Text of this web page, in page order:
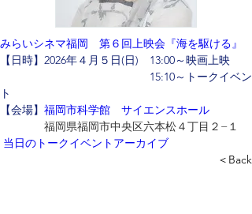
みらいシネマ福岡　第６回上映会『海を駆ける』
【日時】2026年４月５日(日)　13:00～映画上映
15:10～トークイベン
ト
【会場】 福岡市科学館　サイエンスホール
福岡県福岡市中央区六本松４丁目２−１
当日のトークイベントアーカイブ
＜Back